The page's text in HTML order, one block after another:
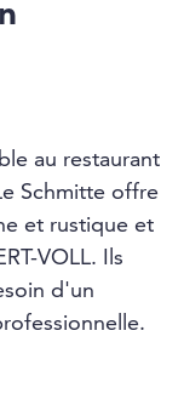
au restaurant
Schmitte offre
et rustique et
VOLL. Ils
d'un